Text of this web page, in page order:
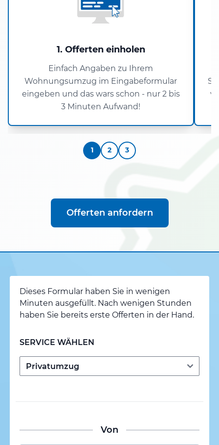
1. Offerten einholen
Einfach Angaben zu Ihrem
Wohnungsumzug im Eingabeformular
eingeben und das wars schon - nur 2 bis
3 Minuten Aufwand!
1 2 3
Offerten anfordern
Dieses Formular haben Sie in wenigen
Minuten ausgefüllt. Nach wenigen Stunden
haben Sie bereits erste Offerten in der Hand.
SERVICE WÄHLEN
Von